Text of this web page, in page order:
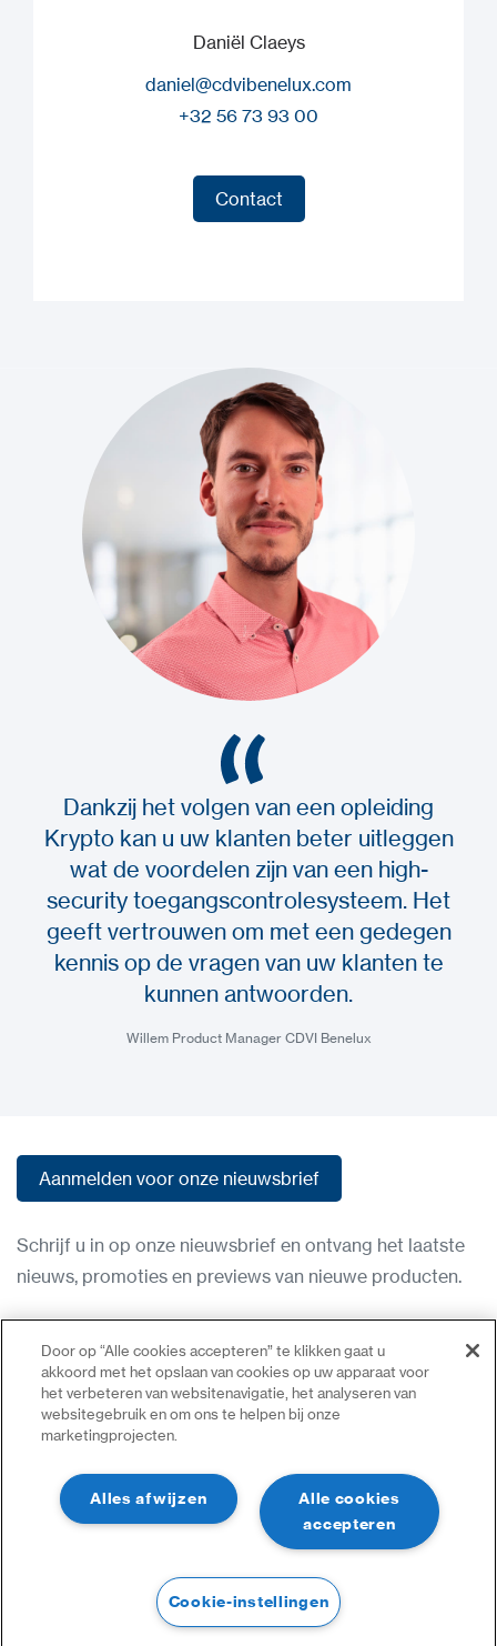
Daniël Claeys
daniel@cdvibenelux.com
+32 56 73 93 00
Contact
Dankzij het volgen van een opleiding
Krypto kan u uw klanten beter uitleggen
wat de voordelen zijn van een high-
security toegangscontrolesysteem. Het
geeft vertrouwen om met een gedegen
kennis op de vragen van uw klanten te
kunnen antwoorden.
Willem Product Manager CDVI Benelux
Aanmelden voor onze nieuwsbrief
Schrijf u in op onze nieuwsbrief en ontvang het laatste
nieuws, promoties en previews van nieuwe producten.
Gebruiksvoorwaarden
Privacybeleid
Neem contact op
Inloggen
Sitemap
©2023 Alle Rechten Voorbehouden | CDVI
Door op “Alle cookies accepteren” te klikken gaat u
akkoord met het opslaan van cookies op uw apparaat voor
het verbeteren van websitenavigatie, het analyseren van
websitegebruik en om ons te helpen bij onze
marketingprojecten.
Alle cookies
accepteren
Alles afwijzen
Cookie-instellingen